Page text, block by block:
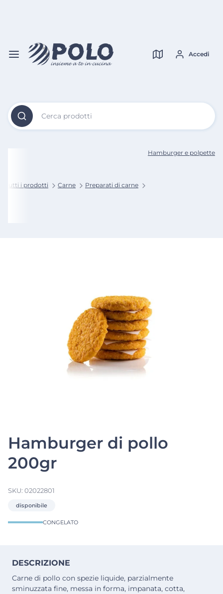
Cerca prodotti
Accedi
Tutti i prodotti Carne Preparati di carne
Hamburger e polpette
Hamburger di pollo
200gr
SKU: 02022801
disponibile
CONGELATO
DESCRIZIONE
Carne di pollo con spezie liquide, parzialmente
sminuzzata fine, messa in forma, impanata, cotta,